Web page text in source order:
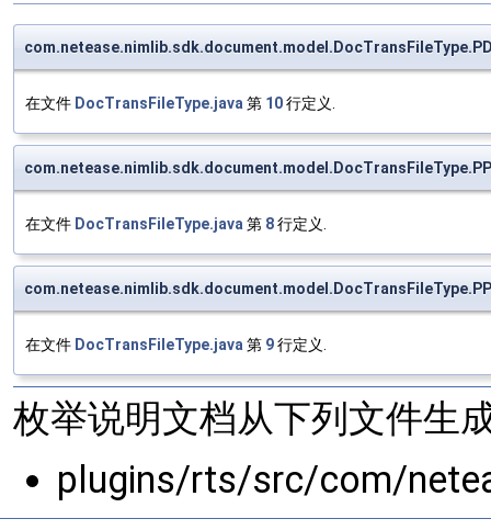
在文件 DocTransFileType.java 第 10行定义.
在文件 DocTransFileType.java 第 8行定义.
在文件 DocTransFileType.java 第 9行定义.
枚举说明文档从下列文件生
plugins/rts/src/com/